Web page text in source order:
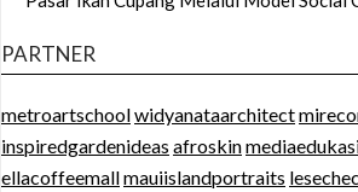
PARTNER
metroartschoolwidyanataarchitect
inspiredgardenideas afroskin
ellacoffeemallmauiislandportraits